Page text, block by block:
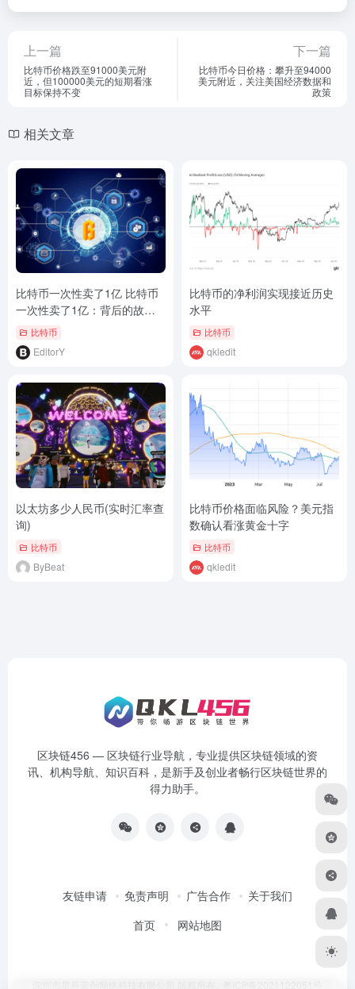
上一篇
比特币价格跌至91000美元附
近，但100000美元的短期看涨
目标保持不变
下一篇
比特币今日价格：攀升至94000
美元附近，关注美国经济数据和
政策
相关文章
比特币一次性卖了1亿 比特币
一次性卖了1亿：背后的故事
与深层次分析
比特币
EditorY
比特币的净利润实现接近历史
水平
比特币
qkledit
以太坊多少人民币(实时汇率查
询)
比特币
ByBeat
比特币价格面临风险？美元指
数确认看涨黄金十字
比特币
qkledit
区块链456 — 区块链行业导航，专业提供区块链领域的资
讯、机构导航、知识百科，是新手及创业者畅行区块链世界的
得力助手。
友链申请 免责声明 广告合作
关于我们
首页
网站地图